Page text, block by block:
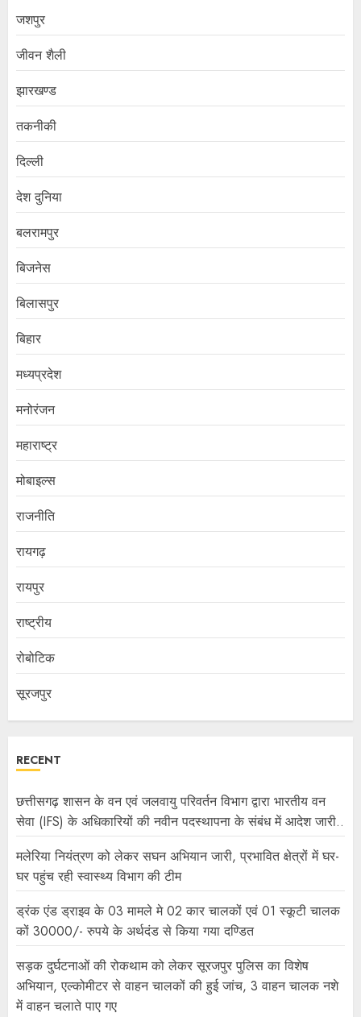
जशपुर
जीवन शैली
झारखण्ड
तकनीकी
दिल्ली
देश दुनिया
बलरामपुर
बिजनेस
बिलासपुर
बिहार
मध्यप्रदेश
मनोरंजन
महाराष्ट्र
मोबाइल्स
राजनीति
रायगढ़
रायपुर
राष्ट्रीय
रोबोटिक
सूरजपुर
RECENT
छत्तीसगढ़ शासन के वन एवं जलवायु परिवर्तन विभाग द्वारा भारतीय वन
सेवा (IFS) के अधिकारियों की नवीन पदस्थापना के संबंध में आदेश जारी..
मलेरिया नियंत्रण को लेकर सघन अभियान जारी, प्रभावित क्षेत्रों में घर-
घर पहुंच रही स्वास्थ्य विभाग की टीम
ड्रंक एंड ड्राइव के 03 मामले मे 02 कार चालकों एवं 01 स्कूटी चालक
कों 30000/- रुपये के अर्थदंड से किया गया दण्डित
सड़क दुर्घटनाओं की रोकथाम को लेकर सूरजपुर पुलिस का विशेष
अभियान, एल्कोमीटर से वाहन चालकों की हुई जांच, 3 वाहन चालक नशे
में वाहन चलाते पाए गए